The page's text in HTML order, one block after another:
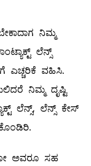
ನಿಮ್ಮ
ಲೆನ್ಸ್
ಎಚ್ಚರಿಕೆ ವಹಿಸಿ.
ನಿಮ್ಮ ದೃಷ್ಟಿ
ಲೆನ್ಸ್, ಲೆನ್ಸ್ ಕೇಸ್‌
ಅವರೂ ಸಹ